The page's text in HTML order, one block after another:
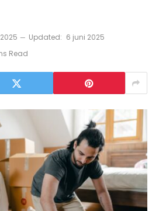
Updated: 6 juni 2025
Read